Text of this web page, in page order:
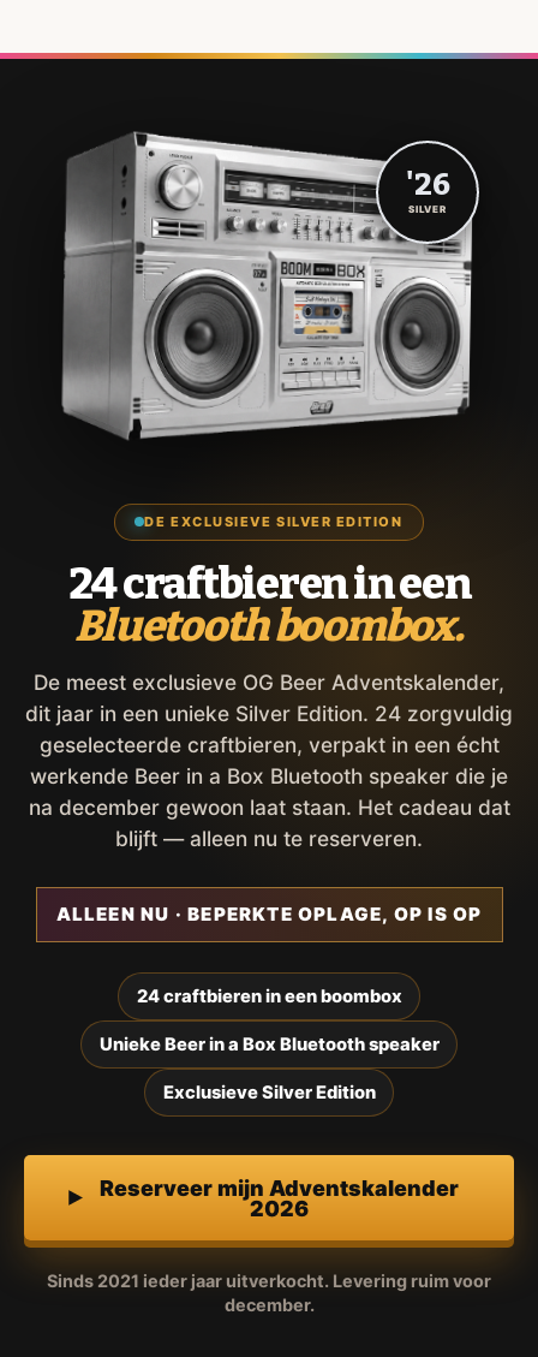
DE EXCLUSIEVE SILVER EDITION
24 craftbieren in een
Bluetooth boombox.
De meest exclusieve OG Beer Adventskalender,
dit jaar in een unieke Silver Edition. 24 zorgvuldig
geselecteerde craftbieren, verpakt in een écht
werkende Beer in a Box Bluetooth speaker die je
na december gewoon laat staan. Het cadeau dat
blijft — alleen nu te reserveren.
ALLEEN NU · BEPERKTE OPLAGE, OP IS OP
24 craftbieren in een boombox
Unieke Beer in a Box Bluetooth speaker
Exclusieve Silver Edition
Reserveer mijn Adventskalender
2026
Sinds 2021 ieder jaar uitverkocht. Levering ruim voor
december.
'26
SILVER